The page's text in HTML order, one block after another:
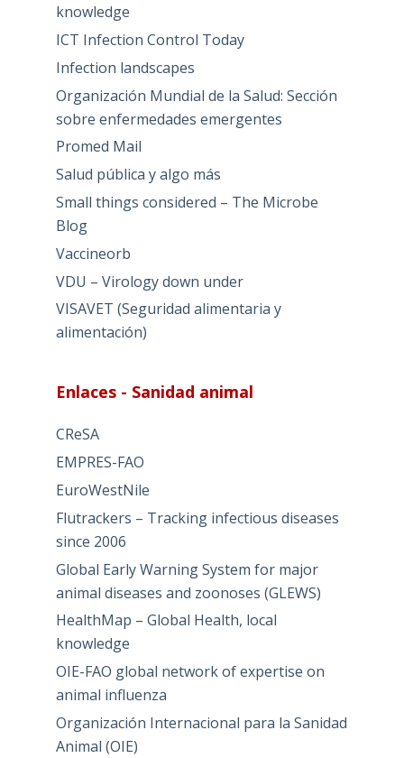
knowledge
ICT Infection Control Today
Infection landscapes
Organización Mundial de la Salud: Sección
sobre enfermedades emergentes
Promed Mail
Salud pública y algo más
Small things considered – The Microbe
Blog
Vaccineorb
VDU – Virology down under
VISAVET (Seguridad alimentaria y
alimentación)
Enlaces - Sanidad animal
CReSA
EMPRES-FAO
EuroWestNile
Flutrackers – Tracking infectious diseases
since 2006
Global Early Warning System for major
animal diseases and zoonoses (GLEWS)
HealthMap – Global Health, local
knowledge
OIE-FAO global network of expertise on
animal influenza
Organización Internacional para la Sanidad
Animal (OIE)